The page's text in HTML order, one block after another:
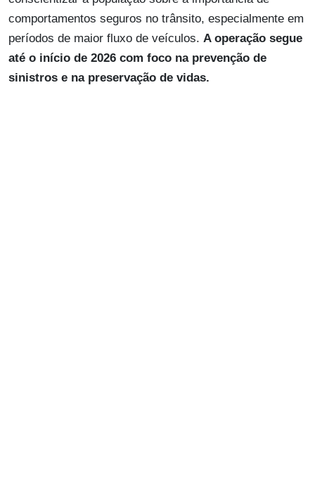
comportamentos seguros no trânsito, especialmente em
períodos de maior fluxo de veículos. A operação segue
até o início de 2026 com foco na prevenção de
sinistros e na preservação de vidas.